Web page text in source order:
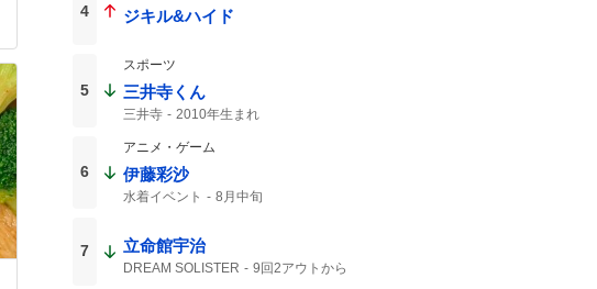
4 ジキル&ハイド
5
スポーツ
三井寺くん
三井寺 2010年生まれ
6
アニメ・ゲーム
伊藤彩沙
水着イベント 8月中旬
7 立命館宇治
DREAM SOLISTER
9回2アウトから